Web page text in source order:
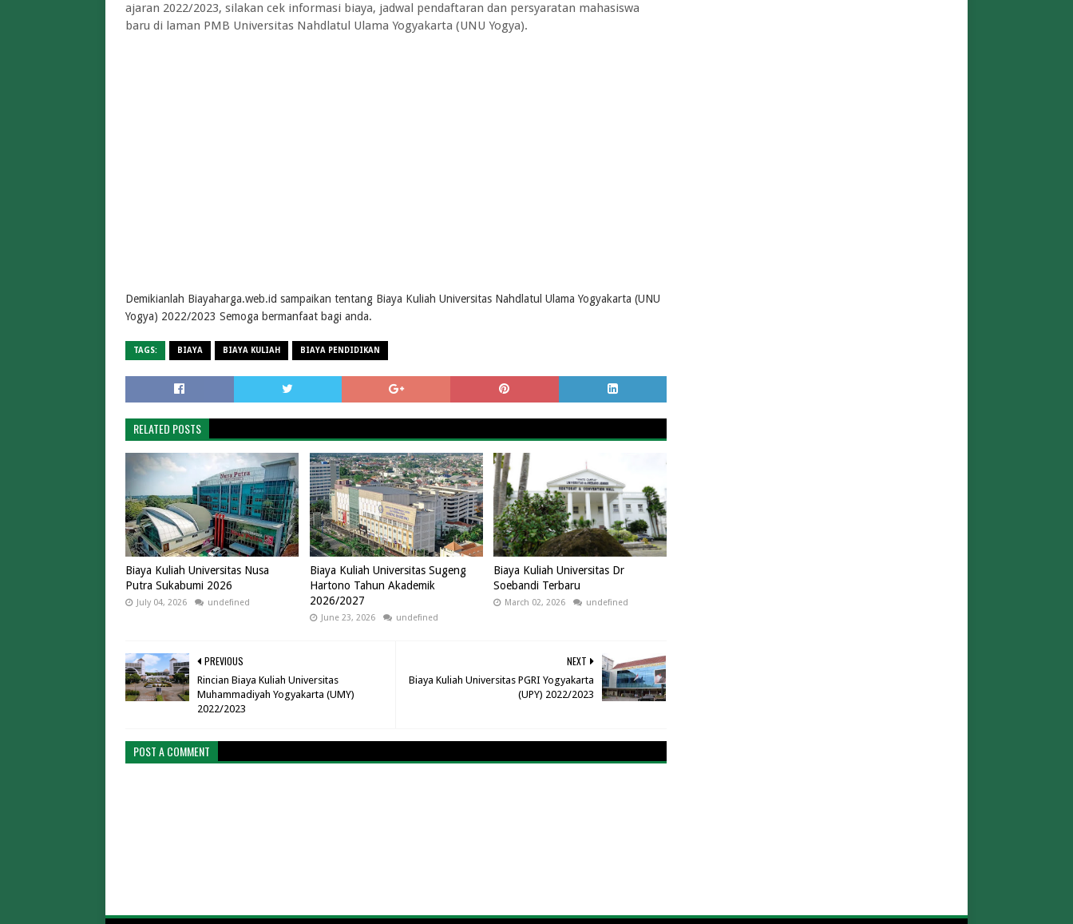
ajaran 2022/2023, silakan cek informasi biaya, jadwal pendaftaran dan persyaratan mahasiswa
baru di laman PMB Universitas Nahdlatul Ulama Yogyakarta (UNU Yogya).
Demikianlah Biayaharga.web.id sampaikan tentang Biaya Kuliah Universitas Nahdlatul Ulama Yogyakarta (UNU
Yogya) 2022/2023 Semoga bermanfaat bagi anda.
TAGS: BIAYA BIAYA KULIAH BIAYA PENDIDIKAN
RELATED POSTS
Biaya Kuliah Universitas Nusa
Putra Sukabumi 2026
July 04, 2026 undefined
Biaya Kuliah Universitas Sugeng
Hartono Tahun Akademik
2026/2027
June 23, 2026 undefined
Biaya Kuliah Universitas Dr
Soebandi Terbaru
March 02, 2026 undefined
NEXT
Biaya Kuliah Universitas PGRI Yogyakarta
(UPY) 2022/2023
PREVIOUS
Rincian Biaya Kuliah Universitas
Muhammadiyah Yogyakarta (UMY)
2022/2023
POST A COMMENT